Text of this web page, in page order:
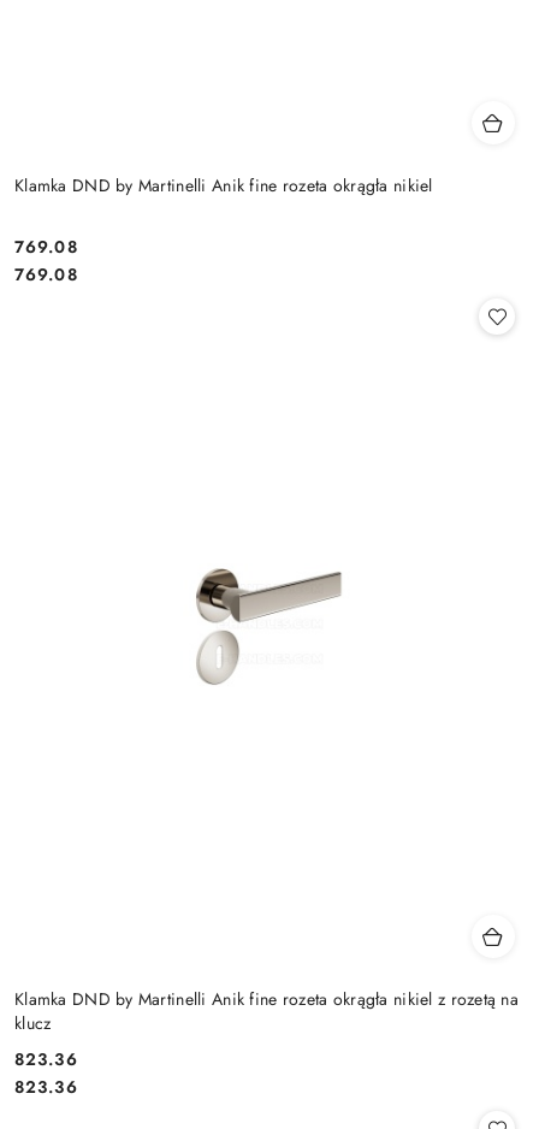
Klamka DND by Martinelli Anik fine rozeta okrągła nikiel
Cena:
769.08
Cena:
769.08
Klamka DND by Martinelli Anik fine rozeta okrągła nikiel z rozetą na
klucz
Cena:
823.36
Cena:
823.36